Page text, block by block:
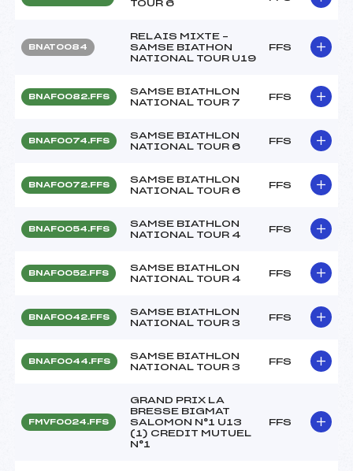
TOUR 6
BNAT0084
RELAIS MIXTE –
SAMSE BIATHON
NATIONAL TOUR U19
FFS
BNAF0082.FFS
SAMSE BIATHLON
NATIONAL TOUR 7
FFS
BNAF0074.FFS
SAMSE BIATHLON
NATIONAL TOUR 6
FFS
BNAF0072.FFS
SAMSE BIATHLON
NATIONAL TOUR 6
FFS
BNAF0054.FFS
SAMSE BIATHLON
NATIONAL TOUR 4
FFS
BNAF0052.FFS
SAMSE BIATHLON
NATIONAL TOUR 4
FFS
BNAF0042.FFS
SAMSE BIATHLON
NATIONAL TOUR 3
FFS
BNAF0044.FFS
SAMSE BIATHLON
NATIONAL TOUR 3
FFS
FMVF0024.FFS
GRAND PRIX LA
BRESSE BIGMAT
SALOMON N°1 U13
(1) CREDIT MUTUEL
N°1
FFS